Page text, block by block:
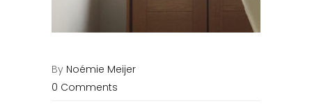
By Noémie Meijer
0 Comments